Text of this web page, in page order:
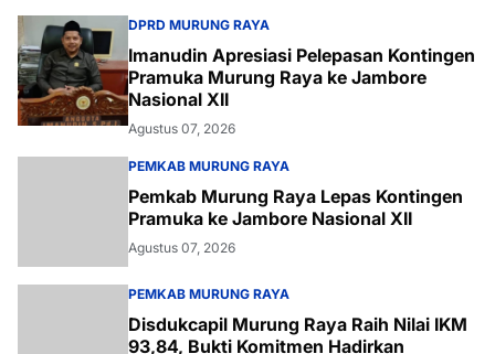
DPRD MURUNG RAYA
Imanudin Apresiasi Pelepasan Kontingen
Pramuka Murung Raya ke Jambore
Nasional XII
Agustus 07, 2026
PEMKAB MURUNG RAYA
Pemkab Murung Raya Lepas Kontingen
Pramuka ke Jambore Nasional XII
Agustus 07, 2026
PEMKAB MURUNG RAYA
Disdukcapil Murung Raya Raih Nilai IKM
93,84, Bukti Komitmen Hadirkan